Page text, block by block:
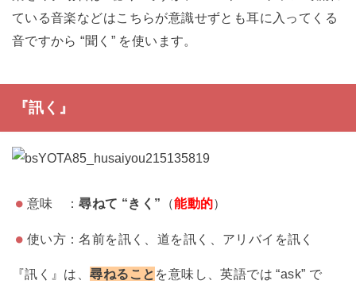
ている音楽などはこちらが意識せずとも耳に入ってくる
音ですから “聞く” を使います。
『訊く』
意味 ：尋ねて “きく” （能動的）
使い方：名前を訊く、道を訊く、アリバイを訊く
『訊く』は、尋ねること を意味し、英語では “ask” で